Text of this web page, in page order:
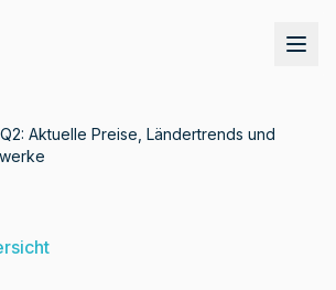
Aktuelle Preise, Ländertrends und